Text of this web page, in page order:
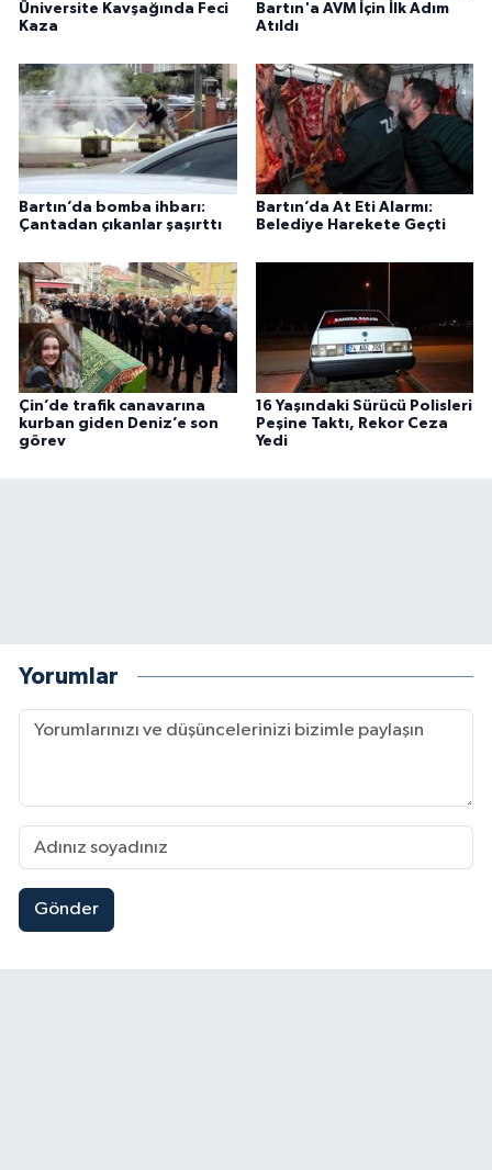
Üniversite Kavşağında Feci
Kaza
Bartın'a AVM İçin İlk Adım
Atıldı
Bartın’da bomba ihbarı:
Çantadan çıkanlar şaşırttı
Bartın’da At Eti Alarmı:
Belediye Harekete Geçti
Çin’de trafik canavarına
kurban giden Deniz’e son
görev
16 Yaşındaki Sürücü Polisleri
Peşine Taktı, Rekor Ceza
Yedi
Yorumlar
Gönder